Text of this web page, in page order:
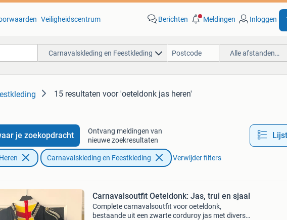
Veiligheidscentrum Berichten Meldingen Inloggen
Carnavalskleding en Feestkleding Alle afstanden…
15 resultaten voor 'oeteldonk jas heren'
je zoekopdracht
Ontvang meldingen van
nieuwe zoekresultaten
Lijst
Carnavalskleding en Feestkleding Verwijder filters
Carnavalsoutfit Oeteldonk: Jas, trui en sjaal
Complete carnavalsoutfit voor oeteldonk,
bestaande uit een zwarte corduroy jas met diverse